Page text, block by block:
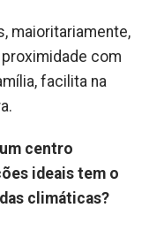
maioritariamente,
com
facilita na
centro
ideais tem o
climáticas?